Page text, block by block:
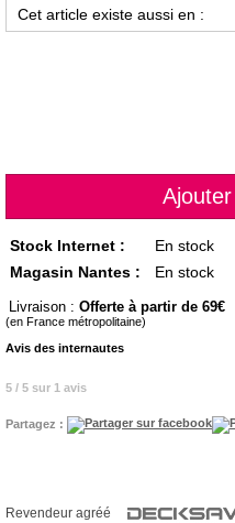
Stock Internet :
En stock
Magasin Nantes :
En stock
Livraison : Offerte à partir de 69
(en France métropolitaine)
Avis des internautes
5 / 5 sur 1 avis
Partagez :
Revendeur agréé